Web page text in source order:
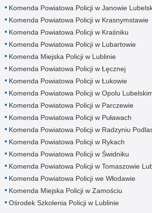
Komenda Powiatowa Policji w Janowie
Komenda Powiatowa Policji w Krasnymstawie
Komenda Powiatowa Policji w Kraśniku
Komenda Powiatowa Policji w Lubartowie
Komenda Miejska Policji w Lublinie
Komenda Powiatowa Policji w Łęcznej
Komenda Powiatowa Policji w Łukowie
Komenda Powiatowa Policji w Opolu
Komenda Powiatowa Policji w Parczewie
Komenda Powiatowa Policji w Puławach
Komenda Powiatowa Policji w Radzyniu
Komenda Powiatowa Policji w Rykach
Komenda Powiatowa Policji w Świdniku
Komenda Powiatowa Policji w Tomaszowie
Komenda Powiatowa Policji we Włodawie
Komenda Miejska Policji w Zamościu
Ośrodek Szkolenia Policji w Lublinie